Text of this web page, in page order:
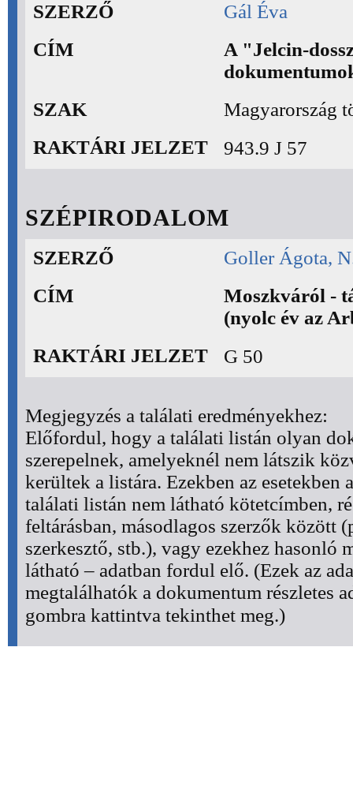
SZERZŐ
Gál Éva
CÍM
A "Jelcin-
SZAK
Magyarország
RAKTÁRI JELZET
943.9 J 57
SZÉPIRODALOM
SZERZŐ
Goller Ágota,
CÍM
Moszkváról -
(nyolc év az
RAKTÁRI JELZET
G 50
Megjegyzés a találati eredményekhez:
Előfordul, hogy a találati listán olyan
szerepelnek, amelyeknél nem látszik
kerültek a listára. Ezekben az esetekben
találati listán nem látható kötetcímben,
feltárásban, másodlagos szerzők között
szerkesztő, stb.), vagy ezekhez hasonló
látható – adatban fordul elő. (Ezek az
megtalálhatók a dokumentum részletes
gombra kattintva tekinthet meg.)